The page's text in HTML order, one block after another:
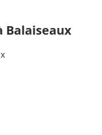
Balaiseaux